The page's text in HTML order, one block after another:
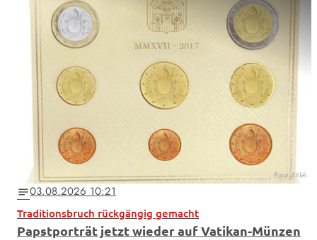
Foto: KNA
notes03.08.2026 10:21
Traditionsbruch rückgängig gemacht
Papstporträt jetzt wieder auf Vatikan-Münzen